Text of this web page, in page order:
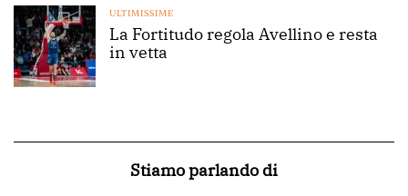
ULTIMISSIME
La Fortitudo regola Avellino e resta
in vetta
Stiamo parlando di